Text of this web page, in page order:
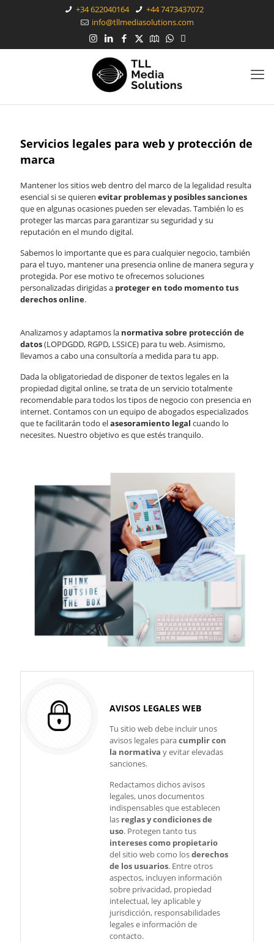
+34 622040164
+44 7473437072
info@tllmediasolutions.com
Servicios legales para web y protección de
marca
Mantener los sitios web dentro del marco de la legalidad resulta
esencial si se quieren evitar problemas y posibles sanciones
que en algunas ocasiones pueden ser elevadas. También lo es
proteger las marcas para garantizar su seguridad y su
reputación en el mundo digital.
Sabemos lo importante que es para cualquier negocio, también
para el tuyo, mantener una presencia online de manera segura y
protegida. Por ese motivo te ofrecemos soluciones
personalizadas dirigidas a proteger en todo momento tus
derechos online.
Analizamos y adaptamos la normativa sobre protección de
datos(LOPDGDD, RGPD, LSSICE) para tu web. Asimismo,
llevamos a cabo una consultoría a medida para tu app.
Dada la obligatoriedad de disponer de textos legales en la
propiedad digital online, se trata de un servicio totalmente
recomendable para todos los tipos de negocio con presencia en
internet. Contamos con un equipo de abogados especializados
que te facilitarán todo elasesoramiento legal cuando lo
necesites. Nuestro objetivo es que estés tranquilo.
AVISOS LEGALES WEB
Tu sitio web debe incluir unos
avisos legales paracumplir con
la normativa y evitar elevadas
sanciones.
Redactamos dichos avisos
legales, unos documentos
indispensables que establecen
las reglas y condiciones de
uso. Protegen tanto tus
intereses como propietario
del sitio web como losderechos
de los usuarios. Entre otros
aspectos, incluyen información
sobre privacidad, propiedad
intelectual, ley aplicable y
jurisdicción, responsabilidades
legales e información de
contacto.